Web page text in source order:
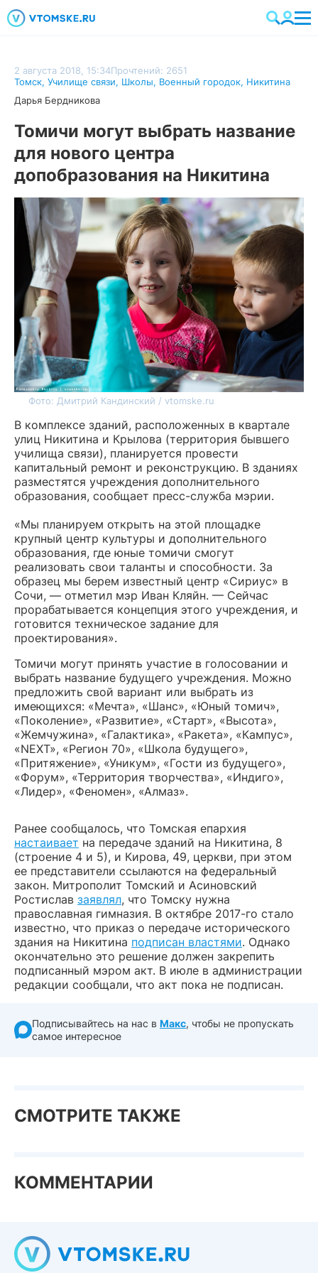
2 августа 2018, 15:34Прочтений: 2651
Томск, Училище связи, Школы, Военный городок, Никитина
Дарья Бердникова
Томичи могут выбрать название
для нового центра
допобразования на Никитина
Фото: Дмитрий Кандинский / vtomske.ru
В комплексе зданий, расположенных в квартале
улиц Никитина и Крылова (территория бывшего
училища связи), планируется провести
капитальный ремонт и реконструкцию. В зданиях
разместятся учреждения дополнительного
образования, сообщает пресс-служба мэрии.
«Мы планируем открыть на этой площадке
крупный центр культуры и дополнительного
образования, где юные томичи смогут
реализовать свои таланты и способности. За
образец мы берем известный центр «Сириус» в
Сочи, — отметил мэр Иван Кляйн. — Сейчас
прорабатывается концепция этого учреждения, и
готовится техническое задание для
проектирования».
Томичи могут принять участие в голосовании и
выбрать название будущего учреждения. Можно
предложить свой вариант или выбрать из
имеющихся: «Мечта», «Шанс», «Юный томич»,
«Поколение», «Развитие», «Старт», «Высота»,
«Жемчужина», «Галактика», «Ракета», «Кампус»,
«NEXT», «Регион 70», «Школа будущего»,
«Притяжение», «Уникум», «Гости из будущего»,
«Форум», «Территория творчества», «Индиго»,
«Лидер», «Феномен», «Алмаз».
Ранее сообщалось, что Томская епархия
настаивает на передаче зданий на Никитина, 8
(строение 4 и 5), и Кирова, 49, церкви, при этом
ее представители ссылаются на федеральный
закон. Митрополит Томский и Асиновский
Ростислав заявлял, что Томску нужна
православная гимназия. В октябре 2017-го стало
известно, что приказ о передаче исторического
здания на Никитина подписан властями. Однако
окончательно это решение должен закрепить
подписанный мэром акт. В июле в администрации
редакции сообщали, что акт пока не подписан.
Подписывайтесь на нас в Макс, чтобы не пропускать
самое интересное
СМОТРИТЕ ТАКЖЕ
КОММЕНТАРИИ